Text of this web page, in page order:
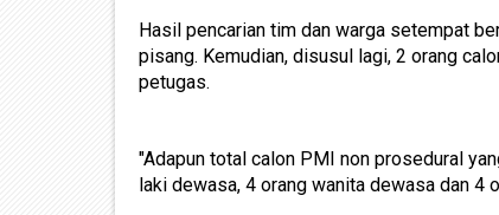
Hasil pencarian tim dan warga setempat
pisang. Kemudian, disusul lagi, 2 orang
petugas.
"Adapun total calon PMI non prosedural
laki dewasa, 4 orang wanita dewasa dan 4